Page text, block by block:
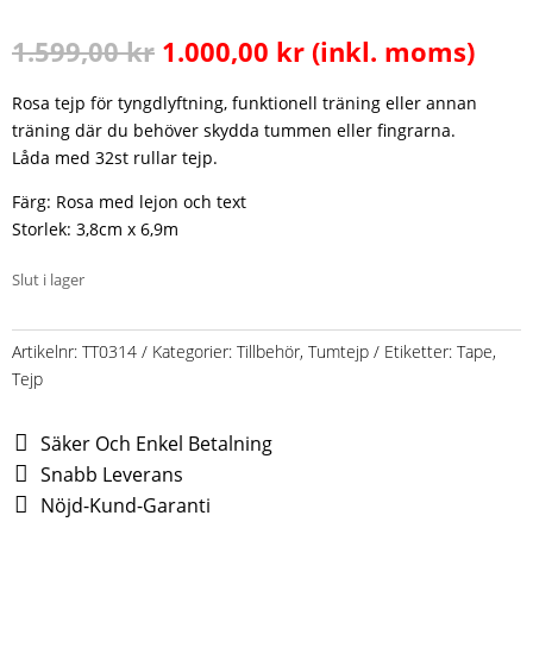
1.599,00kr Det
ursprungliga
priset
var:
1.599,00 kr.
1.000,00 krDet
nuvarande
priset
är:
(inkl. moms)
Rosa tejp för tyngdlyftning, funktionell träning eller annan
träning där du behöver skydda tummen eller fingrarna.
Låda med 32st rullar tejp.
Färg: Rosa med lejon och text
Storlek: 3,8cm x 6,9m
Slut i lager
Artikelnr: TT0314 Kategorier: Tillbehör, Tumtejp Etiketter: Tape,
Tejp
Säker Och Enkel Betalning
Snabb Leverans
Nöjd-Kund-Garanti